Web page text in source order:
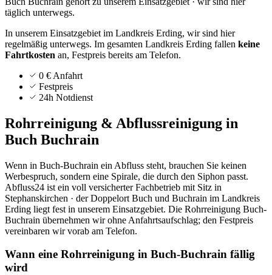
täglich unterwegs.
In unserem Einsatzgebiet im Landkreis Erding, wir sind hier
regelmäßig unterwegs. Im gesamten Landkreis Erding fallen keine
Fahrtkosten an, Festpreis bereits am Telefon.
0 € Anfahrt
Festpreis
24h Notdienst
Rohrreinigung & Abflussreinigung in
Buch Buchrain
Wenn in Buch-Buchrain ein Abfluss steht, brauchen Sie keinen
Werbespruch, sondern eine Spirale, die durch den Siphon passt.
Abfluss24 ist ein voll versicherter Fachbetrieb mit Sitz in
Stephanskirchen · der Doppelort Buch und Buchrain im Landkreis
Erding liegt fest in unserem Einsatzgebiet. Die Rohrreinigung Buch-
Buchrain übernehmen wir ohne Anfahrtsaufschlag; den Festpreis
vereinbaren wir vorab am Telefon.
Wann eine Rohrreinigung in Buch-Buchrain fällig
wird